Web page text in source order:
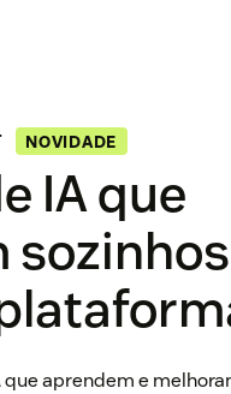
NOVIDADE
IA que
aprendem e